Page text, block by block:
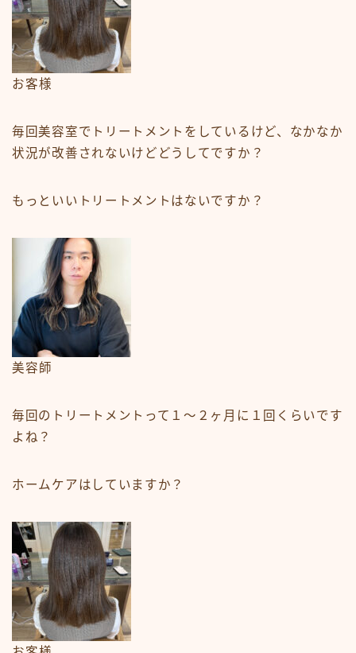
お客様
毎回美容室でトリートメントをしているけど、なかなか
状況が改善されないけどどうしてですか？
もっといいトリートメントはないですか？
美容師
毎回のトリートメントって１〜２ヶ月に１回くらいです
よね？
ホームケアはしていますか？